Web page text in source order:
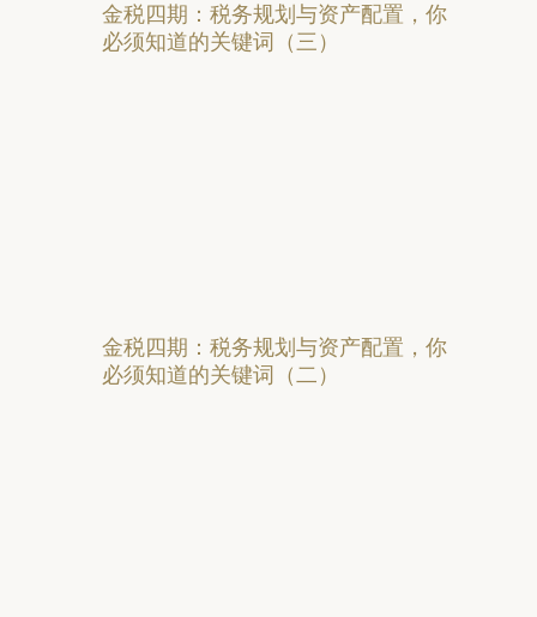
金税四期：税务规划与资产配置，你
必须知道的关键词（三）
金税四期：税务规划与资产配置，你
必须知道的关键词（二）